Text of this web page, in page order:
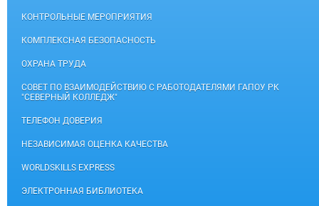
КОНТРОЛЬНЫЕ МЕРОПРИЯТИЯ
КОМПЛЕКСНАЯ БЕЗОПАСНОСТЬ
ОХРАНА ТРУДА
СОВЕТ ПО ВЗАИМОДЕЙСТВИЮ С РАБОТОДАТЕЛЯМИ ГАПОУ РК
"СЕВЕРНЫЙ КОЛЛЕДЖ"
ТЕЛЕФОН ДОВЕРИЯ
НЕЗАВИСИМАЯ ОЦЕНКА КАЧЕСТВА
WORLDSKILLS EXPRESS
ЭЛЕКТРОННАЯ БИБЛИОТЕКА